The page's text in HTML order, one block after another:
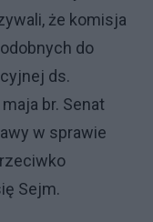
że komisja
do
ds.
br. Senat
w sprawie
Sejm.